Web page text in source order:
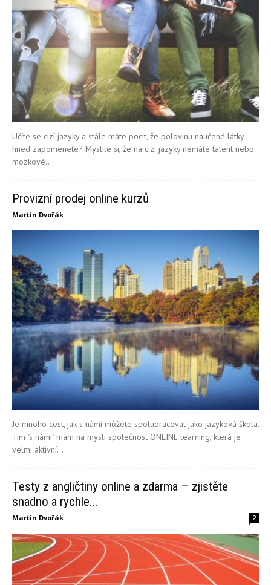
Učíte se cizí jazyky a stále máte pocit, že polovinu naučené látky
hned zapomenete? Myslíte si, že na cizí jazyky nemáte talent nebo
mozkové...
Provizní prodej online kurzů
Martin Dvořák
Je mnoho cest, jak s námi můžete spolupracovat jako jazyková škola.
Tím "s námi" mám na mysli společnost ONLINE learning, která je
velmi aktivní...
Testy z angličtiny online a zdarma – zjistěte
snadno a rychle...
Martin Dvořák 2